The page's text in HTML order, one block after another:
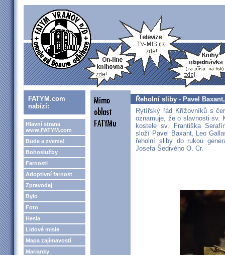
FATYM.com
nabízí:
Hlavní strana
www.FATYM.com
Bude a zveme!
Bohoslužby
Farnosti
Adoptivní farnost
Zpravodaj
Bylo
Foto
Hesla
Lidové misie
Mapa zajímavostí
Marianky
Řeholní sliby - Pavel
Rytířský řád Křížovníků s
oznamuje, že o slavnosti sv.
kostele sv. Františka
složí Pavel Baxant, Leo
řeholní sliby do rukou
Josefa Šedivého O. Cr.